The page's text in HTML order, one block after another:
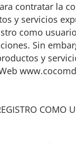
contratar la
y servicios
como
Sin
y
COMO